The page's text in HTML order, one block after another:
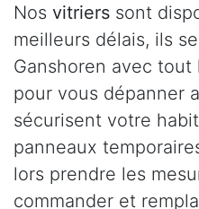
Nos vitriers sont
meilleurs délais, ils
Ganshoren avec
pour vous dépanner
sécurisent votre
panneaux
lors prendre les
commander et